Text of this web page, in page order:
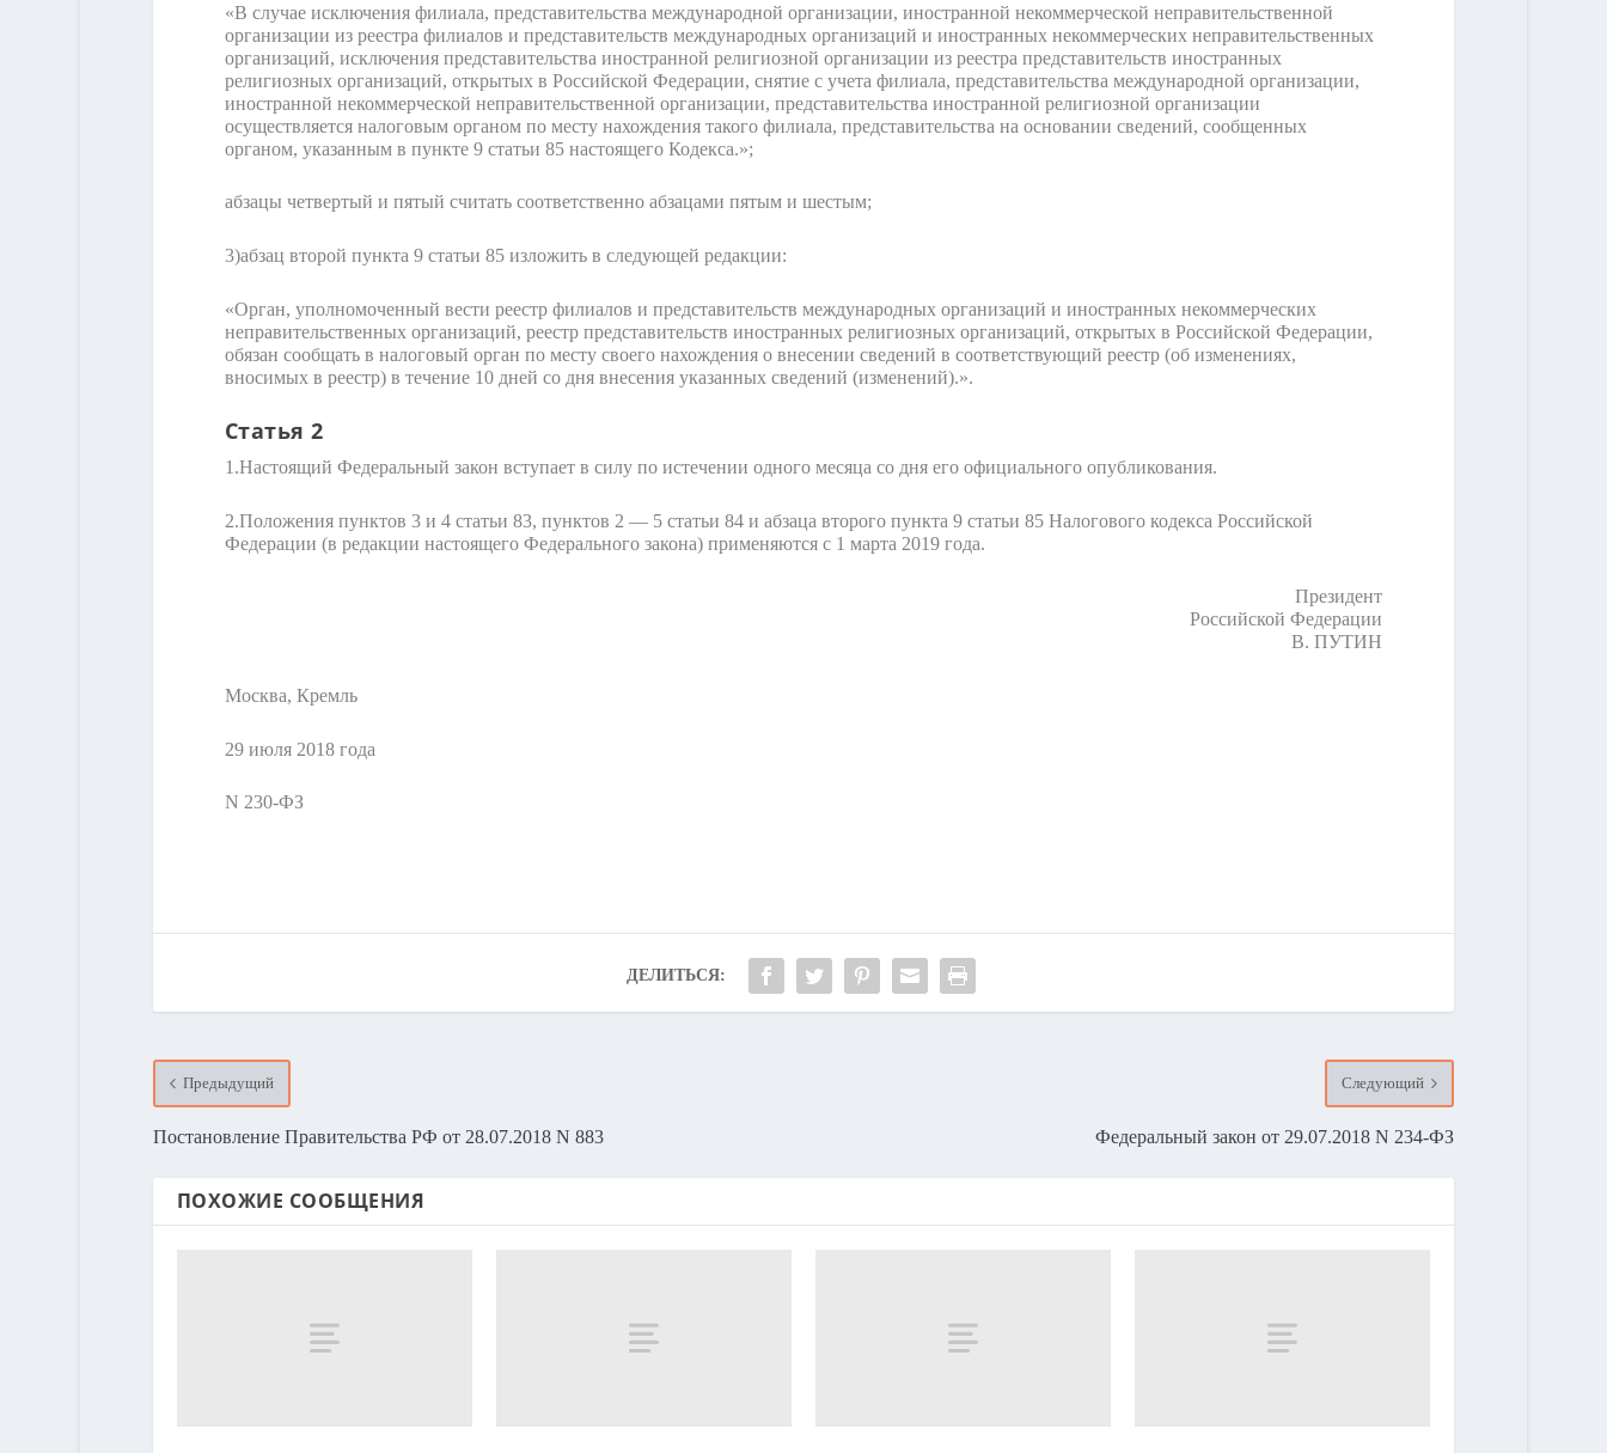
«В случае исключения филиала, представительства международной организации, иностранной некоммерческой неправительственной
организации из реестра филиалов и представительств международных организаций и иностранных некоммерческих неправительственных
организаций, исключения представительства иностранной религиозной организации из реестра представительств иностранных
религиозных организаций, открытых в Российской Федерации, снятие с учета филиала, представительства международной организации,
иностранной некоммерческой неправительственной организации, представительства иностранной религиозной организации
осуществляется налоговым органом по месту нахождения такого филиала, представительства на основании сведений, сообщенных
органом, указанным в пункте 9 статьи 85 настоящего Кодекса.»;
абзацы четвертый и пятый считать соответственно абзацами пятым и шестым;
3)абзац второй пункта 9 статьи 85 изложить в следующей редакции:
«Орган, уполномоченный вести реестр филиалов и представительств международных организаций и иностранных некоммерческих
неправительственных организаций, реестр представительств иностранных религиозных организаций, открытых в Российской Федерации,
обязан сообщать в налоговый орган по месту своего нахождения о внесении сведений в соответствующий реестр (об изменениях,
вносимых в реестр) в течение 10 дней со дня внесения указанных сведений (изменений).».
Статья 2
1.Настоящий Федеральный закон вступает в силу по истечении одного месяца со дня его официального опубликования.
2.Положения пунктов 3 и 4 статьи 83, пунктов 2 — 5 статьи 84 и абзаца второго пункта 9 статьи 85 Налогового кодекса Российской
Федерации (в редакции настоящего Федерального закона) применяются с 1 марта 2019 года.
Президент
Российской Федерации
В. ПУТИН
Москва, Кремль
29 июля 2018 года
N 230-ФЗ
ДЕЛИТЬСЯ:
Предыдущий
Постановление Правительства РФ от 28.07.2018 N 883
Следующий
Федеральный закон от 29.07.2018 N 234-ФЗ
ПОХОЖИЕ СООБЩЕНИЯ